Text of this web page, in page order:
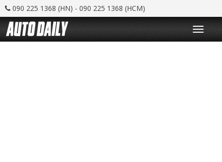
090 225 1368 (HN) - 090 225 1368 (HCM)
T
o
g